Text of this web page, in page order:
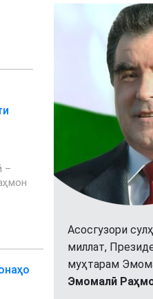
–
Асосгузори
миллат,
муҳтарам
Эмомалӣ